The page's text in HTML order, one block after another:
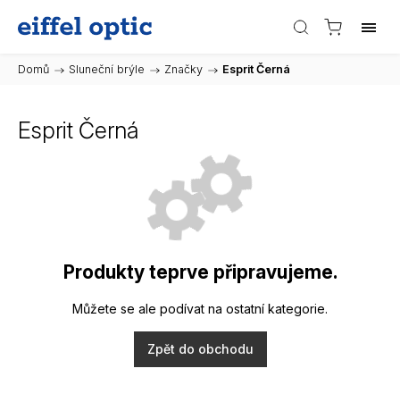
Domů / Sluneční brýle / Značky / Esprit Černá
Esprit Černá
Produkty teprve připravujeme.
Můžete se ale podívat na ostatní kategorie.
Zpět do obchodu